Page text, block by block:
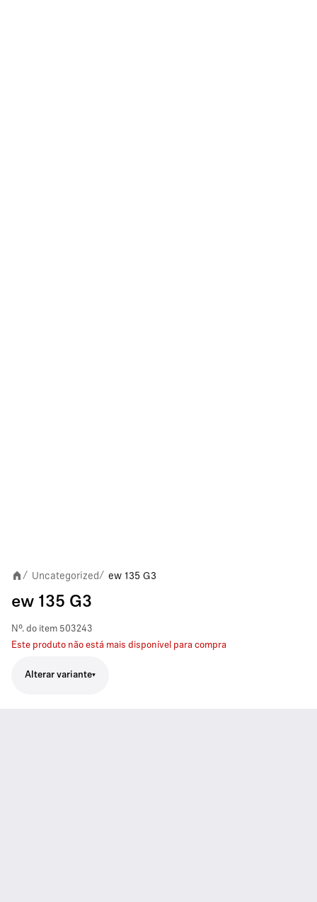
/ Uncategorized/ ew 135 G3
ew 135 G3
Nº. do item 503243
Este produto não está mais disponível para compra
Alterar variante